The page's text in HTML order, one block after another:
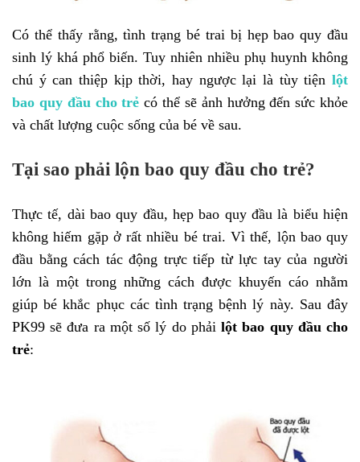
Có thể thấy rằng, tình trạng bé trai bị hẹp bao quy đầu
sinh lý khá phổ biến. Tuy nhiên nhiều phụ huynh không
chú ý can thiệp kịp thời, hay ngược lại là tùy tiện lột
bao quy đầu cho trẻ có thể sẽ ảnh hưởng đến sức khỏe
và chất lượng cuộc sống của bé về sau.
Tại sao phải lộn bao quy đầu cho trẻ?
Thực tế, dài bao quy đầu, hẹp bao quy đầu là biểu hiện
không hiếm gặp ở rất nhiều bé trai. Vì thế, lộn bao quy
đầu bằng cách tác động trực tiếp từ lực tay của người
lớn là một trong những cách được khuyến cáo nhằm
giúp bé khắc phục các tình trạng bệnh lý này. Sau đây
PK99 sẽ đưa ra một số lý do phảilột bao quy đầu cho
trẻ: